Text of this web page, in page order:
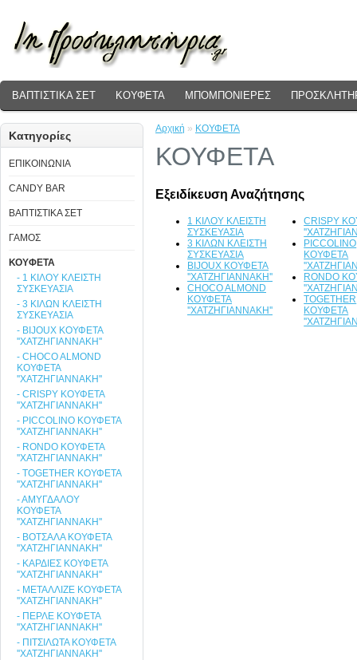
ΒΑΠΤΙΣΤΙΚΑ ΣΕΤ ΚΟΥΦΕΤΑ ΜΠΟΜΠΟΝΙΕΡΕΣ
Κατηγορίες
ΕΠΙΚΟΙΝΩΝΙΑ
CANDY BAR
ΒΑΠΤΙΣΤΙΚΑ ΣΕΤ
ΓΑΜΟΣ
ΚΟΥΦΕΤΑ
- 1 ΚΙΛΟΥ ΚΛΕΙΣΤΗ
ΣΥΣΚΕΥΑΣΙΑ
- 3 ΚΙΛΩΝ ΚΛΕΙΣΤΗ
ΣΥΣΚΕΥΑΣΙΑ
- BIJOUX ΚΟΥΦΕΤΑ
''ΧΑΤΖΗΓΙΑΝΝΑΚΗ''
- CHOCO ALMOND
ΚΟΥΦΕΤΑ
''ΧΑΤΖΗΓΙΑΝΝΑΚΗ''
- CRISPY ΚΟΥΦΕΤΑ
''ΧΑΤΖΗΓΙΑΝΝΑΚΗ''
- PICCOLINO ΚΟΥΦΕΤΑ
''ΧΑΤΖΗΓΙΑΝΝΑΚΗ''
- RONDO ΚΟΥΦΕΤΑ
''ΧΑΤΖΗΓΙΑΝΝΑΚΗ''
- TOGETHER ΚΟΥΦΕΤΑ
''ΧΑΤΖΗΓΙΑΝΝΑΚΗ''
- ΑΜΥΓΔΑΛΟΥ
ΚΟΥΦΕΤΑ
''ΧΑΤΖΗΓΙΑΝΝΑΚΗ''
- ΒΟΤΣΑΛΑ ΚΟΥΦΕΤΑ
''ΧΑΤΖΗΓΙΑΝΝΑΚΗ''
- ΚΑΡΔΙΕΣ ΚΟΥΦΕΤΑ
''ΧΑΤΖΗΓΙΑΝΝΑΚΗ''
- ΜΕΤΑΛΛΙΖΕ ΚΟΥΦΕΤΑ
''ΧΑΤΖΗΓΙΑΝΝΑΚΗ''
- ΠΕΡΛΕ ΚΟΥΦΕΤΑ
''ΧΑΤΖΗΓΙΑΝΝΑΚΗ''
- ΠΙΤΣΙΛΩΤΑ ΚΟΥΦΕΤΑ
''ΧΑΤΖΗΓΙΑΝΝΑΚΗ''
Αρχική » ΚΟΥΦΕΤΑ
ΚΟΥΦΕΤΑ
Εξειδίκευση Αναζήτησης
1 ΚΙΛΟΥ ΚΛΕΙΣΤΗ
ΣΥΣΚΕΥΑΣΙΑ
3 ΚΙΛΩΝ ΚΛΕΙΣΤΗ
ΣΥΣΚΕΥΑΣΙΑ
BIJOUX ΚΟΥΦΕΤΑ
''ΧΑΤΖΗΓΙΑΝΝΑΚΗ''
CHOCO ALMOND
ΚΟΥΦΕΤΑ
''ΧΑΤΖΗΓΙΑΝΝΑΚΗ''
CRISPY
PICCOLINO
ΚΟΥΦΕΤΑ
RONDO
TOGETHER
ΚΟΥΦΕΤΑ